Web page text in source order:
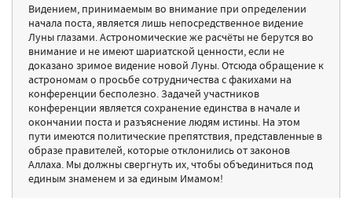
Видением, принимаемым во внимание при определении
начала поста, является лишь непосредственное видение
Луны глазами. Астрономические же расчёты не берутся во
внимание и не имеют шариатской ценности, если не
доказано зримое видение новой Луны. Отсюда обращение к
астрономам о просьбе сотрудничества с факихами на
конференции бесполезно. Задачей участников
конференции является сохранение единства в начале и
окончании поста и разъяснение людям истины. На этом
пути имеются политические препятствия, представленные в
образе правителей, которые отклонились от законов
Аллаха. Мы должны свергнуть их, чтобы объединиться под
единым знаменем и за единым Имамом!